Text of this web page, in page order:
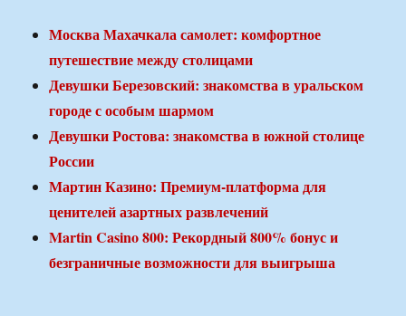
Москва Махачкала самолет: комфортное
путешествие между столицами
Девушки Березовский: знакомства в уральском
городе с особым шармом
Девушки Ростова: знакомства в южной столице
России
Мартин Казино: Премиум-платформа для
ценителей азартных развлечений
Martin Casino 800: Рекордный 800% бонус и
безграничные возможности для выигрыша